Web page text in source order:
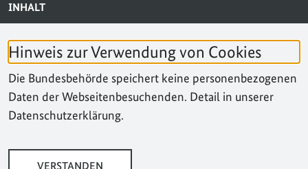
Hinweis zur Verwendung von Cookies
Die Bundesbehörde speichert keine personenbezogenen
Daten der Webseitenbesuchenden. Detail in unserer
Datenschutzerklärung.
VERSTANDEN
INHALT
BARRIERE MELDEN
KONTAKT
SUCHE